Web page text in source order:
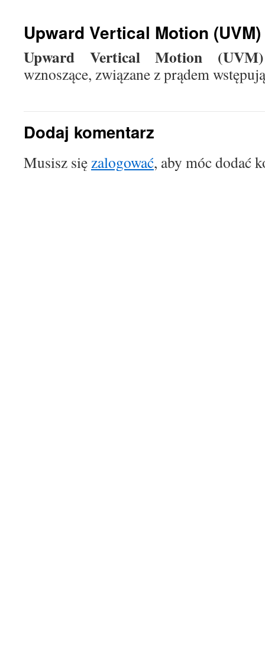
Upward Vertical Motion (UVM)
Upward Vertical Motion (UVM)
wznoszące, związane z prądem
Dodaj komentarz
Musisz sięzalogować, aby móc dodać